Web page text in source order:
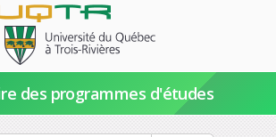
des programmes d'études